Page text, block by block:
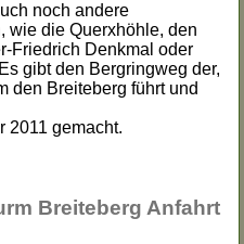
noch andere
wie die Querxhöhle, den
Friedrich Denkmal oder
gibt den Bergringweg der,
den Breiteberg führt und
2011 gemacht.
Breiteberg Anfahrt